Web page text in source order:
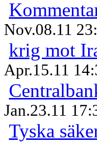
Nov.08.11
krig mot
Apr.15.11
Jan.23.11
Tyska